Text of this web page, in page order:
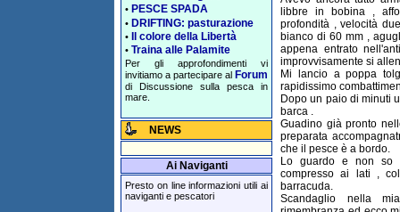
• PESCE SPADA
• DRIFTING: pasturazione
• Il colore della Libertà
• Traina alle Palamite
Per gli approfondimenti vi
invitiamo a partecipare al Forum
di Discussione sulla pesca in
mare.
NEWS
Ai Naviganti
Presto on line informazioni utili ai
naviganti e pescatori
libbre in bobina ,
profondità , velocità
bianco di 60 mm ,
appena entrato
improvvisamente si
Mi lancio a poppa
rapidissimo
Dopo un paio di minuti
barca .
Guadino già pronto
preparata
che il pesce è a bordo.
Lo guardo e non so
compresso ai lati ,
barracuda.
Scandaglio nella